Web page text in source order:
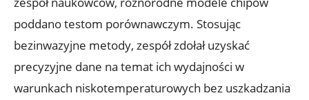
poddano testom porównawczym. Stosując
bezinwazyjne metody, zespół zdołał uzyskać
precyzyjne dane na temat ich wydajności w
warunkach niskotemperaturowych bez uszkadzania